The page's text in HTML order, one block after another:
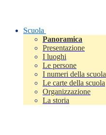
Scuola
Panoramica
Presentazione
I luoghi
Le persone
I numeri della scuola
Le carte della scuola
Organizzazione
La storia